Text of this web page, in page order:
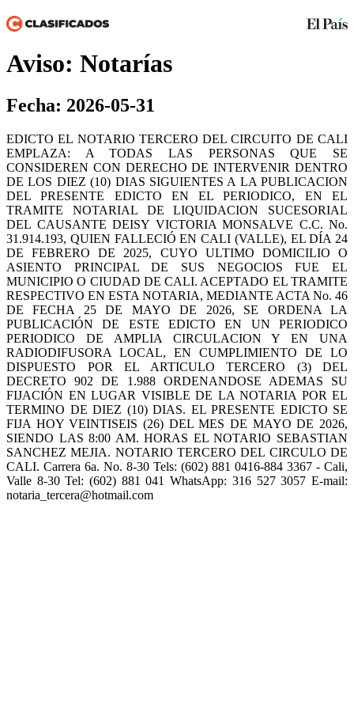
Aviso: Notarías
Fecha: 2026-05-31
EDICTO EL NOTARIO TERCERO DEL CIRCUITO DE CALI
EMPLAZA: A TODAS LAS PERSONAS QUE SE
CONSIDEREN CON DERECHO DE INTERVENIR DENTRO
DE LOS DIEZ (10) DIAS SIGUIENTES A LA PUBLICACION
DEL PRESENTE EDICTO EN EL PERIODICO, EN EL
TRAMITE NOTARIAL DE LIQUIDACION SUCESORIAL
DEL CAUSANTE DEISY VICTORIA MONSALVE C.C. No.
31.914.193, QUIEN FALLECIÓ EN CALI (VALLE), EL DÍA 24
DE FEBRERO DE 2025, CUYO ULTIMO DOMICILIO O
ASIENTO PRINCIPAL DE SUS NEGOCIOS FUE EL
MUNICIPIO O CIUDAD DE CALI. ACEPTADO EL TRAMITE
RESPECTIVO EN ESTA NOTARIA, MEDIANTE ACTA No. 46
DE FECHA 25 DE MAYO DE 2026, SE ORDENA LA
PUBLICACIÓN DE ESTE EDICTO EN UN PERIODICO
PERIODICO DE AMPLIA CIRCULACION Y EN UNA
RADIODIFUSORA LOCAL, EN CUMPLIMIENTO DE LO
DISPUESTO POR EL ARTICULO TERCERO (3) DEL
DECRETO 902 DE 1.988 ORDENANDOSE ADEMAS SU
FIJACIÓN EN LUGAR VISIBLE DE LA NOTARIA POR EL
TERMINO DE DIEZ (10) DIAS. EL PRESENTE EDICTO SE
FIJA HOY VEINTISEIS (26) DEL MES DE MAYO DE 2026,
SIENDO LAS 8:00 AM. HORAS EL NOTARIO SEBASTIAN
SANCHEZ MEJIA. NOTARIO TERCERO DEL CIRCULO DE
CALI. Carrera 6a. No. 8-30 Tels: (602) 881 0416-884 3367 - Cali,
Valle 8-30 Tel: (602) 881 041 WhatsApp: 316 527 3057 E-mail:
notaria_tercera@hotmail.com